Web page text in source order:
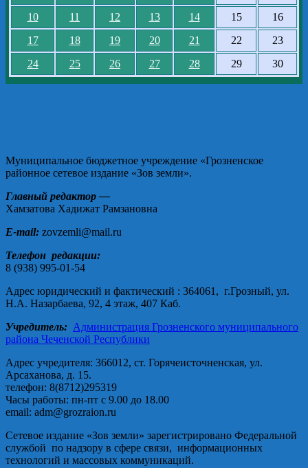
10
11 12 13 14 15
16
17
18 19 20 21 22
23
24
25 26 27 28 29 30
Муниципальное бюджетное учреждение «Грозненское
районное сетевое издание «Зов земли».
Главный редактор —
Хамзатова Хадижат Рамзановна
E-mail: zovzemli@mail.ru
Телефон редакции:
8 (938) 995-01-54
Адрес юридический и фактический : 364061, г.Грозный, ул.
Н.А. Назарбаева, 92, 4 этаж, 407 Каб.
Учредитель: Администрация Грозненского муниципального
района Чеченской Республики
Адрес учредителя: 366012, ст. Горячеисточненская, ул.
Арсаханова, д. 15.
телефон: 8(8712)295319
Часы работы: пн-пт с 9.00 до 18.00
email: adm@grozraion.ru
Сетевое издание «Зов земли» зарегистрировано Федеральной
службой по надзору в сфере связи, информационных
технологий и массовых коммуникаций.